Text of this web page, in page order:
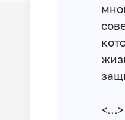
<…>